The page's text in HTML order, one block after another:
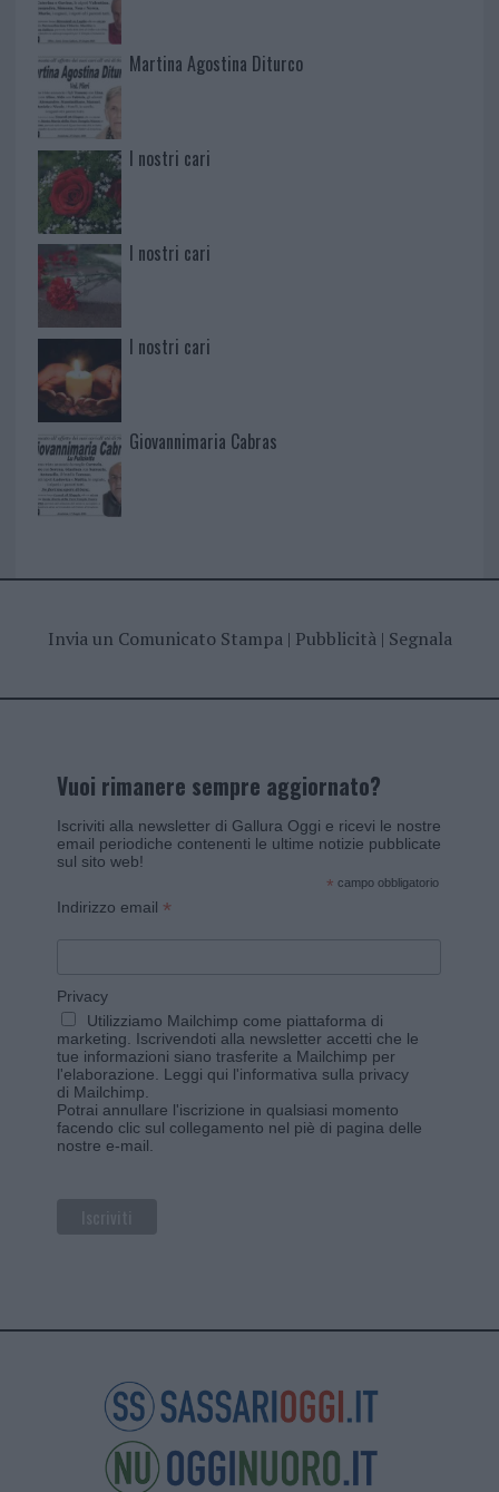
Martina Agostina Diturco
I nostri cari
I nostri cari
I nostri cari
Giovannimaria Cabras
Invia un Comunicato Stampa| Pubblicità| Segnala
Vuoi rimanere sempre aggiornato?
Iscriviti alla newsletter di Gallura Oggi e ricevi le nostre
email periodiche contenenti le ultime notizie pubblicate
sul sito web!
* campo obbligatorio
Indirizzo email *
Privacy
Utilizziamo Mailchimp come piattaforma di
marketing. Iscrivendoti alla newsletter accetti che le
tue informazioni siano trasferite a Mailchimp per
l'elaborazione. Leggi qui l'informativa sulla privacy
di Mailchimp
Potrai annullare l'iscrizione in qualsiasi momento
facendo clic sul collegamento nel piè di pagina delle
nostre e-mail.